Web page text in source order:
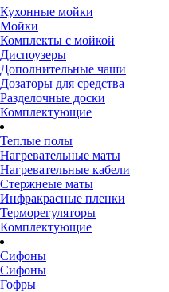
Кухонные мойки
Мойки
Комплекты с мойкой
Диспоузеры
Дополнительные чаши
Дозаторы для средства
Разделочные доски
Комплектующие
Теплые полы
Нагревательные маты
Нагревательные кабели
Стержнеые маты
Инфракрасные пленки
Терморегуляторы
Комплектующие
Сифоны
Сифоны
Гофры